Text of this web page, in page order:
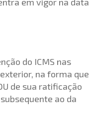
do ICMS nas
na forma que
de sua ratificação
ao da